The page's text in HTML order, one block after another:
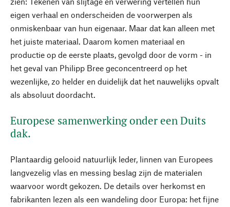
eigen verhaal en onderscheiden de voorwerpen als
onmiskenbaar van hun eigenaar. Maar dat kan alleen met
het juiste materiaal. Daarom komen materiaal en
productie op de eerste plaats, gevolgd door de vorm - in
het geval van Philipp Bree geconcentreerd op het
wezenlijke, zo helder en duidelijk dat het nauwelijks opvalt
als absoluut doordacht.
Europese samenwerking onder een Duits
dak.
Plantaardig gelooid natuurlijk leder, linnen van Europees
langvezelig vlas en messing beslag zijn de materialen
waarvoor wordt gekozen. De details over herkomst en
fabrikanten lezen als een wandeling door Europa: het fijne